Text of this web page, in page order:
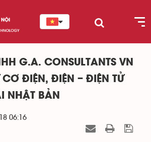
G.A. CONSULTANTS VN
CƠ ĐIỆN, ĐIỆN – ĐIỆN TỬ
NHẬT BẢN
06:16